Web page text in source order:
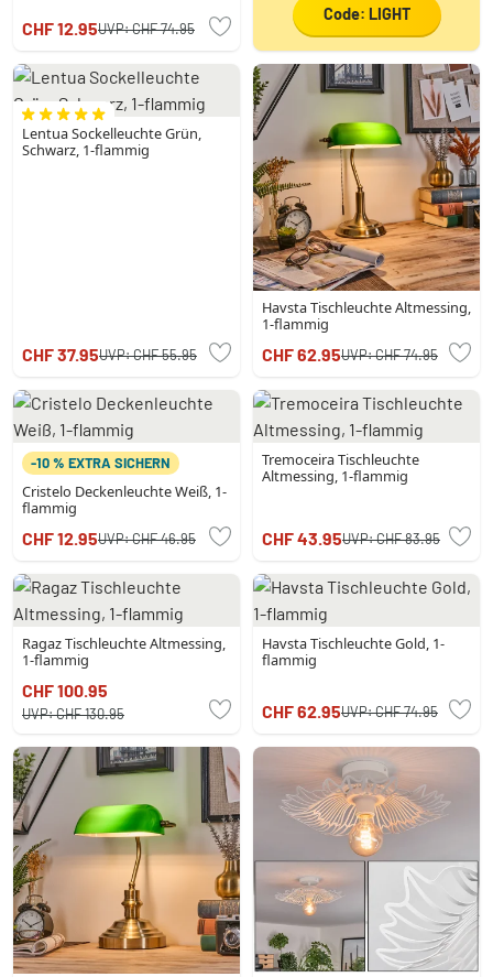
CHF 12.95UVP:CHF 74.95
Code: LIGHT
Lentua Sockelleuchte Grün,
Schwarz, 1-flammig
CHF 37.95UVP:CHF 55.95
Havsta Tischleuchte Altmessing,
1-flammig
CHF 62.95UVP:CHF 74.95
-10 % EXTRA SICHERN
Cristelo Deckenleuchte Weiß, 1-
flammig
CHF 12.95UVP:CHF 46.95
Tremoceira Tischleuchte
Altmessing, 1-flammig
CHF 43.95UVP:CHF 83.95
Ragaz Tischleuchte Altmessing,
1-flammig
CHF 100.95
UVP:CHF 130.95
Havsta Tischleuchte Gold, 1-
flammig
CHF 62.95UVP:CHF 74.95